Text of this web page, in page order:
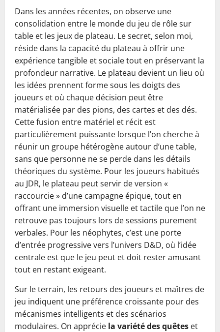
Dans les années récentes, on observe une
consolidation entre le monde du jeu de rôle sur
table et les jeux de plateau. Le secret, selon moi,
réside dans la capacité du plateau à offrir une
expérience tangible et sociale tout en préservant la
profondeur narrative. Le plateau devient un lieu où
les idées prennent forme sous les doigts des
joueurs et où chaque décision peut être
matérialisée par des pions, des cartes et des dés.
Cette fusion entre matériel et récit est
particulièrement puissante lorsque l’on cherche à
réunir un groupe hétérogène autour d’une table,
sans que personne ne se perde dans les détails
théoriques du système. Pour les joueurs habitués
au JDR, le plateau peut servir de version «
raccourcie » d’une campagne épique, tout en
offrant une immersion visuelle et tactile que l’on ne
retrouve pas toujours lors de sessions purement
verbales. Pour les néophytes, c’est une porte
d’entrée progressive vers l’univers D&D, où l’idée
centrale est que le jeu peut et doit rester amusant
tout en restant exigeant.
Sur le terrain, les retours des joueurs et maîtres de
jeu indiquent une préférence croissante pour des
mécanismes intelligents et des scénarios
modulaires. On apprécie la variété des quêtes et